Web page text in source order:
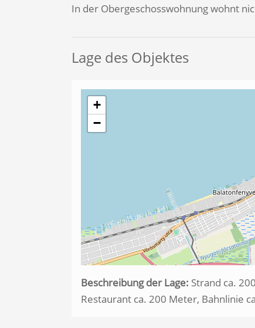
In der Obergeschosswohnung wohnt
Lage des Objektes
+
−
Beschreibung der Lage: Strand ca.
Restaurant ca. 200 Meter, Bahnlinie